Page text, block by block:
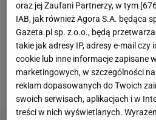
ustalonej kwoty transferu
przekazał ostatnio portal
moment nie wiadomo zatem,
28-latka. Patrząc na to, co
może być jednak spokojny o
oraz jej Zaufani Partnerzy, w tym [
IAB, jak również Agora S.A. będąca
Gazeta.pl sp. z o.o., będą
takie jak adresy IP, adresy e-mail
cookie lub inne informacje zapisane
marketingowych, w szczególności
reklam dopasowanych do Twoich
swoich serwisach, aplikacjach i w
treści w nich wyświetlanych.